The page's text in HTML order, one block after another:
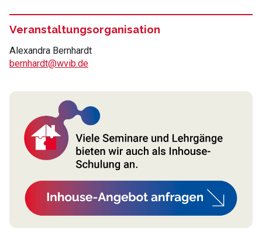
Veranstaltungsorganisation
Alexandra Bernhardt
bernhardt@wvib.de